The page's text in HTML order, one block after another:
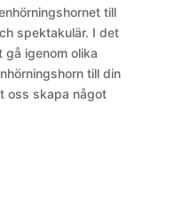
till
spektakulär. I det
gå igenom olika
till din
oss skapa något